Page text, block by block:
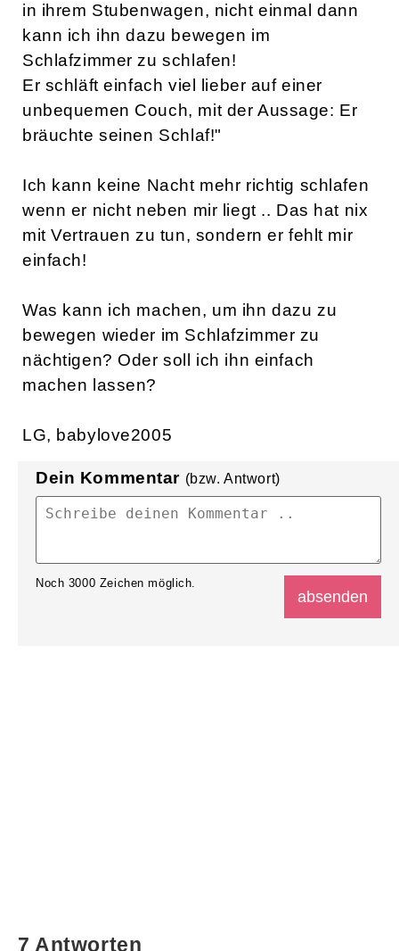
in ihrem Stubenwagen, nicht einmal dann
kann ich ihn dazu bewegen im
Schlafzimmer zu schlafen!
Er schläft einfach viel lieber auf einer
unbequemen Couch, mit der Aussage: Er
bräuchte seinen Schlaf!"
Ich kann keine Nacht mehr richtig schlafen
wenn er nicht neben mir liegt .. Das hat nix
mit Vertrauen zu tun, sondern er fehlt mir
einfach!
Was kann ich machen, um ihn dazu zu
bewegen wieder im Schlafzimmer zu
nächtigen? Oder soll ich ihn einfach
machen lassen?
LG, babylove2005
Dein Kommentar (bzw. Antwort)
Noch 3000 Zeichen möglich.
7 Antworten